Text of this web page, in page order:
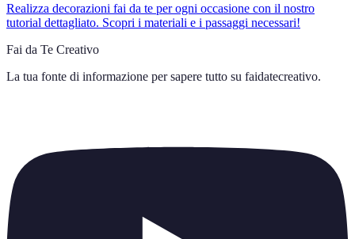
Realizza decorazioni fai da te per ogni occasione con il nostro
tutorial dettagliato. Scopri i materiali e i passaggi necessari!
Fai da Te Creativo
La tua fonte di informazione per sapere tutto su faidatecreativo.